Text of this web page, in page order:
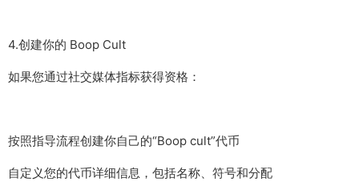
4.创建你的 Boop Cult
如果您通过社交媒体指标获得资格：
按照指导流程创建你自己的“Boop cult”代币
自定义您的代币详细信息，包括名称、符号和分配